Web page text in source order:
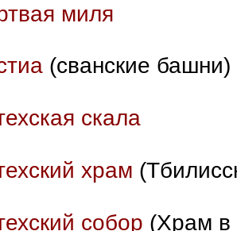
миля
(сванские башни)
скала
храм
собор (Храм в